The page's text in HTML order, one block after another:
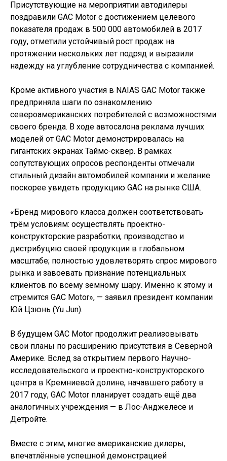
Присутствующие на мероприятии автодилеры
поздравили GAC Motor с достижением целевого
показателя продаж в 500 000 автомобилей в 2017
году, отметили устойчивый рост продаж на
протяжении нескольких лет подряд и выразили
надежду на углубление сотрудничества с компанией.
Кроме активного участия в NAIAS GAC Motor также
предприняла шаги по ознакомлению
североамериканских потребителей с возможностями
своего бренда. В ходе автосалона реклама лучших
моделей от GAC Motor демонстрировалась на
гигантских экранах Таймс-сквер. В рамках
сопутствующих опросов респонденты отмечали
стильный дизайн автомобилей компании и желание
поскорее увидеть продукцию GAC на рынке США.
«Бренд мирового класса должен соответствовать
трём условиям: осуществлять проектно-
конструкторские разработки, производство и
дистрибуцию своей продукции в глобальном
масштабе; полностью удовлетворять спрос мирового
рынка и завоевать признание потенциальных
клиентов по всему земному шару. Именно к этому и
стремится GAC Motor», — заявил президент компании
Юй Цзюнь (Yu Jun).
В будущем GAC Motor продолжит реализовывать
свои планы по расширению присутствия в Северной
Америке. Вслед за открытием первого Научно-
исследовательского и проектно-конструкторского
центра в Кремниевой долине, начавшего работу в
2017 году, GAC Motor планирует создать ещё два
аналогичных учреждения — в Лос-Анджелесе и
Детройте.
Вместе с этим, многие американские дилеры,
впечатлённые успешной демонстрацией